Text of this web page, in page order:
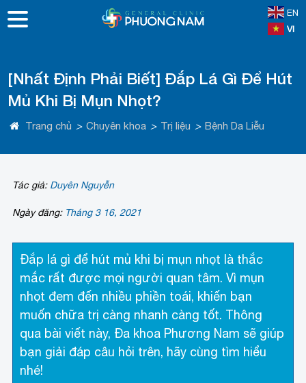
EN
VI
[Nhất Định Phải Biết] Đắp Lá Gì Để Hút
Mủ Khi Bị Mụn Nhọt?
Trang chủ > Chuyên khoa > Trị liệu > Bệnh Da Liễu
Tác giả: Duyên Nguyễn
Ngày đăng: Tháng 3 16, 2021
Đắp lá gì để hút mủ khi bị mụn nhọt là thắc
mắc rất được mọi người quan tâm. Vì mụn
nhọt đem đến nhiều phiền toái, khiến bạn
muốn chữa trị càng nhanh càng tốt. Thông
qua bài viết này, Đa khoa Phương Nam sẽ giúp
bạn giải đáp câu hỏi trên, hãy cùng tìm hiểu
nhé!